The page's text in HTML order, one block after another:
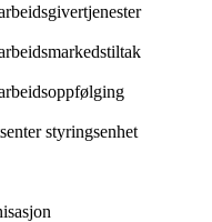
styringsenhet